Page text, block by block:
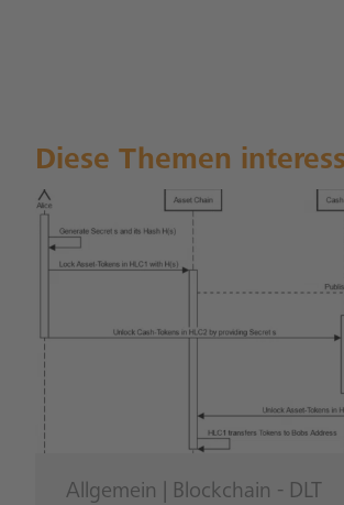
Diese Themen
Allgemein
Blockchain - DLT